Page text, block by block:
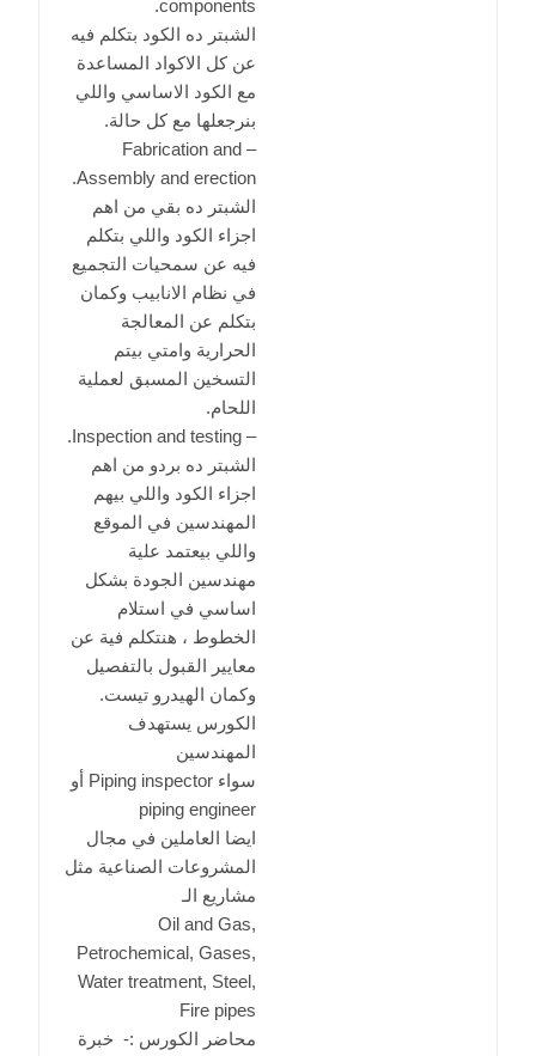
components.
الشبتر ده الكود بتكلم فيه
عن كل الاكواد المساعدة
مع الكود الاساسي واللي
بنرجعلها مع كل حالة.
– Fabrication and
Assembly and erection.
الشبتر ده بقي من اهم
اجزاء الكود واللي بتكلم
فيه عن سمحيات التجميع
في نظام الانابيب وكمان
بتكلم عن المعالجة
الحرارية وامتي بيتم
التسخين المسبق لعملية
اللحام.
– Inspection and testing.
الشبتر ده بردو من اهم
اجزاء الكود واللي بيهم
المهندسين في الموقع
واللي بيعتمد علية
مهندسين الجودة بشكل
اساسي في استلام
الخطوط ، هنتكلم فية عن
معايير القبول بالتفصيل
وكمان الهيدرو تيست.
الكورس يستهدف
المهندسين
سواء Piping inspector أو
piping engineer
ايضا العاملين في مجال
المشروعات الصناعية مثل
مشاريع الـ
Oil and Gas,
Petrochemical, Gases,
Water treatment, Steel,
Fire pipes
محاضر الكورس :- خبرة